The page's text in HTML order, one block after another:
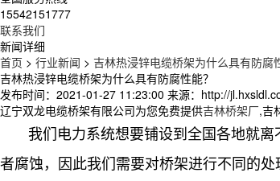
15542151777
联系我们
新闻详细
首页 > 行业新闻 > 吉林热浸锌电缆桥架为什么具有防腐
吉林热浸锌电缆桥架为什么具有防腐性能？
发布时间：2021-01-27 11:23:00 来源：http://
辽宁双龙电缆桥架有限公司为您免费提供吉林桥架厂,吉
我们电力系统想要铺设到全国各地就离
者腐蚀，因此我们需要对桥架进行不同的